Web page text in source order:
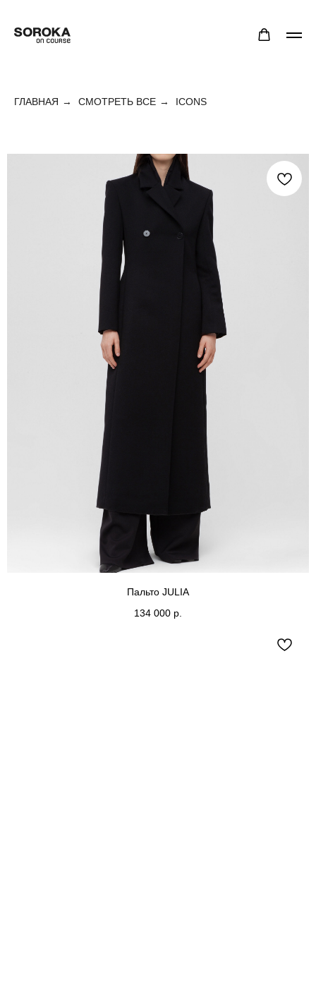
ГЛАВНАЯ → СМОТРЕТЬ ВСЕ → ICONS
Пальто JULIA
134 000 р.